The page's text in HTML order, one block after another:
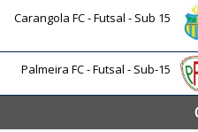
Carangola FC - Futsal - Sub 15
Palmeira FC - Futsal - Sub-15